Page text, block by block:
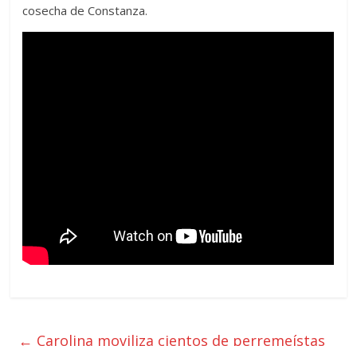
cosecha de Constanza.
← Carolina moviliza cientos de perremeístas